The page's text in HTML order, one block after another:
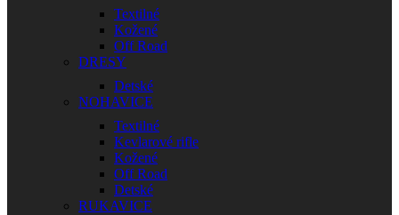
Textilné
Kožené
Off Road
DRESY
Detské
NOHAVICE
Textilné
Kevlarové rifle
Kožené
Off Road
Detské
RUKAVICE